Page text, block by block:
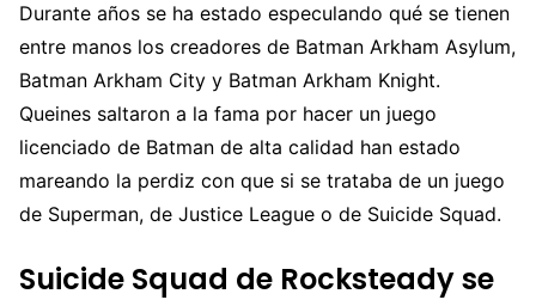
Durante años se ha estado especulando qué se tienen
entre manos los creadores de Batman Arkham Asylum,
Batman Arkham City y Batman Arkham Knight.
Queines saltaron a la fama por hacer un juego
licenciado de Batman de alta calidad han estado
mareando la perdiz con que si se trataba de un juego
de Superman, de Justice League o de Suicide Squad.
Suicide Squad de Rocksteady se